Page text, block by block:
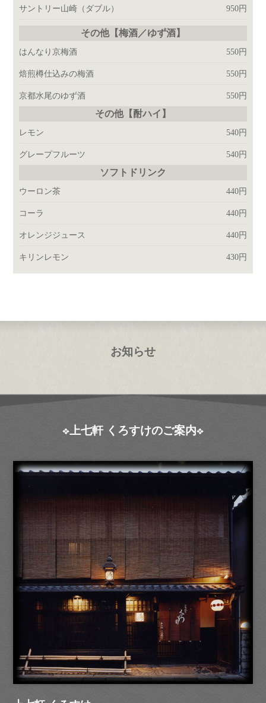
サントリー山崎 （ダブル） 950円
その他【梅酒／ゆず酒】
はんなり京梅酒 550円
焙煎樽仕込みの梅酒 550円
京都水尾のゆず酒 550円
その他【酎ハイ】
レモン 540円
グレープフルーツ 540円
ソフトドリンク
ウーロン茶 440円
コーラ 440円
オレンジジュース 440円
キリンレモン 430円
お知らせ
上七軒 くろすけのご案内